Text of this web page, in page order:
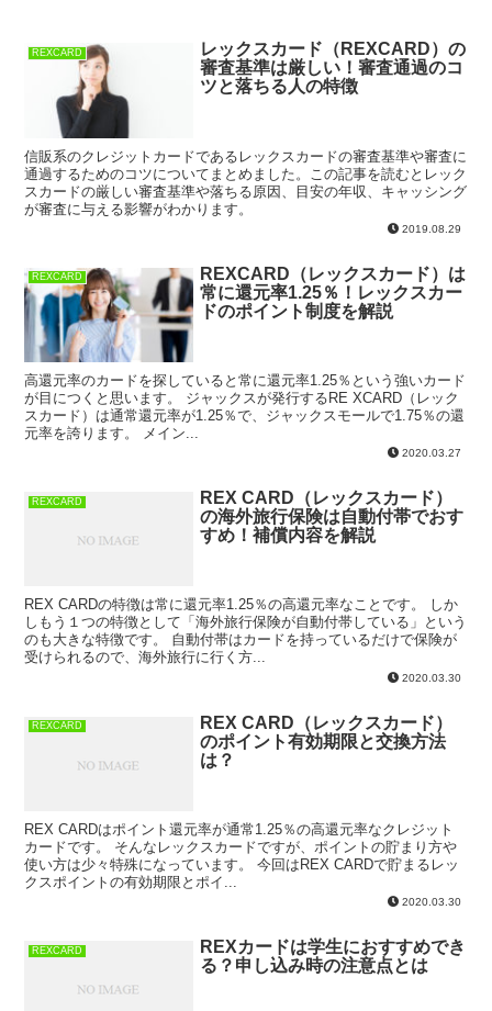
REXCARD
レックスカード（REXCARD）の
審査基準は厳しい！審査通過のコ
ツと落ちる人の特徴
信販系のクレジットカードであるレックスカードの審査基準や審査に
通過するためのコツについてまとめました。この記事を読むとレック
スカードの厳しい審査基準や落ちる原因、目安の年収、キャッシング
が審査に与える影響がわかります。
2019.08.29
REXCARD
REXCARD（レックスカード）は
常に還元率1.25％！レックスカー
ドのポイント制度を解説
高還元率のカードを探していると常に還元率1.25％という強いカード
が目につくと思います。 ジャックスが発行するRE XCARD（レック
スカード）は通常還元率が1.25％で、ジャックスモールで1.75％の還
元率を誇ります。 メイン...
2020.03.27
REXCARD
REX CARD（レックスカード）
の海外旅行保険は自動付帯でおす
すめ！補償内容を解説
REX CARDの特徴は常に還元率1.25％の高還元率なことです。 しか
しもう１つの特徴として「海外旅行保険が自動付帯している」という
のも大きな特徴です。 自動付帯はカードを持っているだけで保険が
受けられるので、海外旅行に行く方...
2020.03.30
REXCARD
REX CARD（レックスカード）
のポイント有効期限と交換方法
は？
REX CARDはポイント還元率が通常1.25％の高還元率なクレジット
カードです。 そんなレックスカードですが、ポイントの貯まり方や
使い方は少々特殊になっています。 今回はREX CARDで貯まるレッ
クスポイントの有効期限とポイ...
2020.03.30
REXCARD
REXカードは学生におすすめでき
る？申し込み時の注意点とは